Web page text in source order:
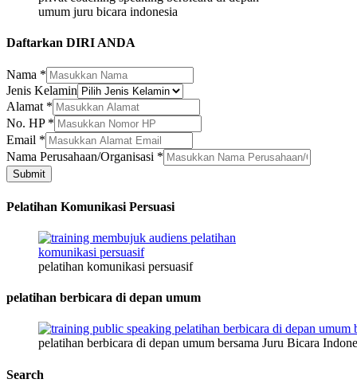
umum juru bicara indonesia
Daftarkan DIRI ANDA
Nama *
Jenis Kelamin
Alamat *
Jenis
HP
Kelamin
No. HP *
Email *
Nama Perusahaan/Organisasi *
Submit
Pelatihan Komunikasi Persuasi
pelatihan komunikasi persuasif
pelatihan berbicara di depan umum
pelatihan berbicara di depan umum bersama Juru Bicara
Search